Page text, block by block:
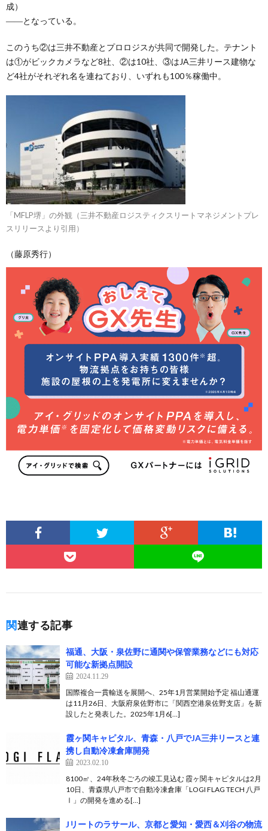
成）
――となっている。
このうち②は三井不動産とプロロジスが共同で開発した。テナント
は①がビックカメラなど8社、②は10社、③はJA三井リース建物な
ど4社がそれぞれ名を連ねており、いずれも100％稼働中。
「MFLP堺」の外観（三井不動産ロジスティクスリートマネジメントプレ
スリリースより引用）
（藤原秀行）
関連する記事
福通、大阪・泉佐野に通関や保管業務などにも対応
可能な新拠点開設
2024.11.29
国際複合一貫輸送を展開へ、25年1月営業開始予定 福山通運
は11月26日、大阪府泉佐野市に「関西空港泉佐野支店」を新
設したと発表した。2025年1月6[…]
霞ヶ関キャピタル、青森・八戸でJA三井リースと連
携し自動冷凍倉庫開発
2023.02.10
8100㎡、24年秋冬ごろの竣工見込む 霞ヶ関キャピタルは2月
10日、青森県八戸市で自動冷凍倉庫「LOGI FLAG TECH 八戸
Ⅰ」の開発を進める[…]
Jリートのラサール、京都と愛知・愛西＆刈谷の物流